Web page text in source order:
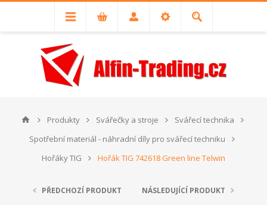
Produkty Svářečky a stroje
Svářecí technika
Spotřební materiál - náhradní díly pro svářecí techniku
Hořáky TIG
Hořák TIG 742618 Green line Telwin
PŘEDCHOZÍ PRODUKT NÁSLEDUJÍCÍ PRODUKT